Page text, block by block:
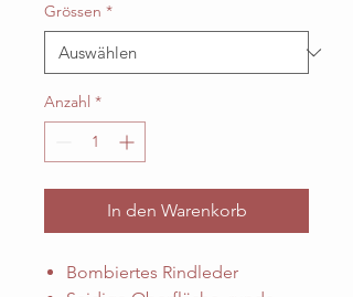
Grössen *
Anzahl *
In den Warenkorb
Bombiertes Rindleder